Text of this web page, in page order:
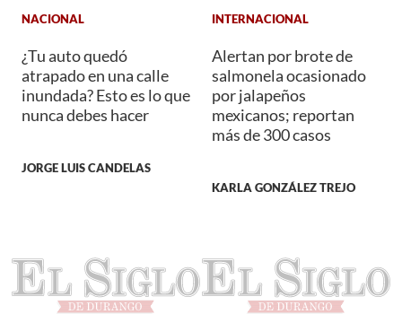
NACIONAL
¿Tu auto quedó
atrapado en una calle
inundada? Esto es lo que
nunca debes hacer
JORGE LUIS CANDELAS
INTERNACIONAL
Alertan por brote de
salmonela ocasionado
por jalapeños
mexicanos; reportan
más de 300 casos
KARLA GONZÁLEZ TREJO